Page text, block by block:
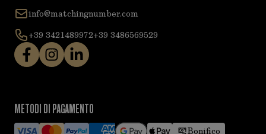
info@matchingnumber.com
+39 3421489972+39 3486569529
METODI DI PAGAMENTO
Bonifico